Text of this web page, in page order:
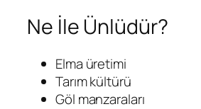
Ne İle Ünlüdür?
Elma üretimi
Tarım kültürü
Göl manzaraları